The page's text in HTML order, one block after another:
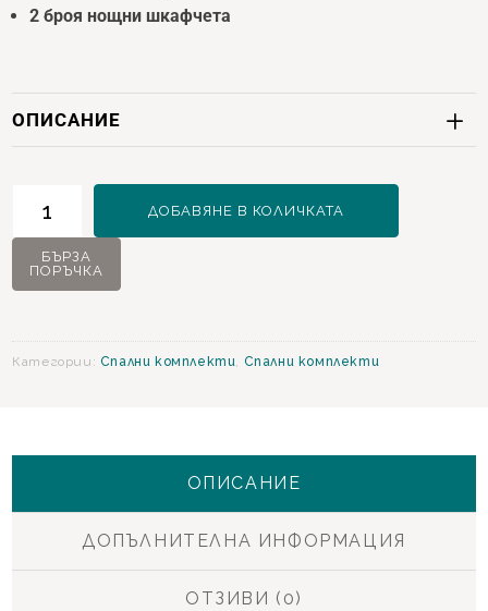
2 броя нощни шкафчета
ОПИСАНИЕ
Alvis
Спален
5
ДОБАВЯНЕ В КОЛИЧКАТА
БЪРЗА
ПОРЪЧКА
Категории: Спални комплекти, Спални комплекти
ОПИСАНИЕ
ДОПЪЛНИТЕЛНА ИНФОРМАЦИЯ
ОТЗИВИ (0)